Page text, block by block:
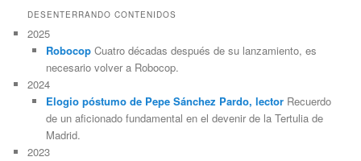
DESENTERRANDO CONTENIDOS
2025
RobocopCuatro décadas después de su lanzamiento, es
necesario volver a Robocop.
2024
Elogio póstumo de Pepe Sánchez Pardo, lectorRecuerdo
de un aficionado fundamental en el devenir de la Tertulia de
Madrid.
2023